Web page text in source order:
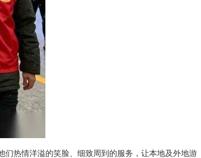
热情洋溢的笑脸、细致周到的服务，让本地及外地游